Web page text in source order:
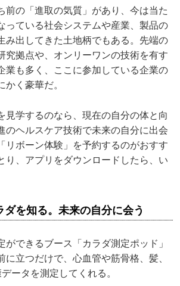
の「進取の気質」があり、今は当た
っている社会システムや産業、製品の
み出してきた土地柄でもある。先端の
究拠点や、オンリーワンの技術を有す
業も多く、ここに参加している企業の
かく豪華だ。
学するのなら、現在の自分の体と向
のヘルスケア技術で未来の自分に出会
リボーン体験」を予約するのがおすす
り、アプリをダウンロードしたら、い
ダを知る。未来の自分に会う
できるブース「カラダ測定ポッド」
に立つだけで、心血管や筋骨格、髪、
ータを測定してくれる。